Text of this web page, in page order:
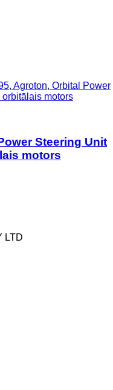
Agroton, Orbital Power
motors
Steering Unit
motors
LTD